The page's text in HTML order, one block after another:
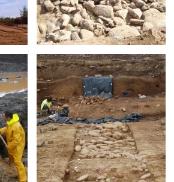
Coupe stratigraphique ©
Paléotime